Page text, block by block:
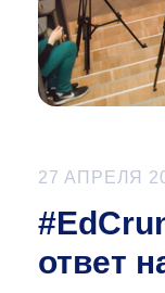
27 АПРЕЛЯ
ответ